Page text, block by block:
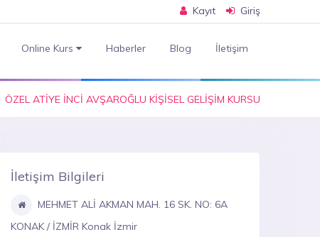
Kayıt Giriş
Online Kurs Haberler Blog İletişim
ÖZEL ATİYE İNCİ AVŞAROĞLU KİŞİSEL GELİŞİM KURSU
İletişim Bilgileri
MEHMET ALİ AKMAN MAH. 16 SK. NO: 6A
KONAK / İZMİR Konak İzmir